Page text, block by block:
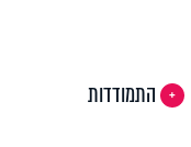
התמודדות